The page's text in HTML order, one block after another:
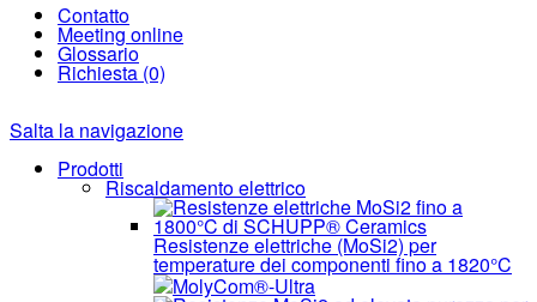
Contatto
Meeting online
Glossario
Richiesta (0)
Salta la navigazione
Prodotti
Riscaldamento elettrico
Resistenze elettriche (MoSi2) per
temperature dei componenti fino a 1820°C
MolyCom®-Ultra